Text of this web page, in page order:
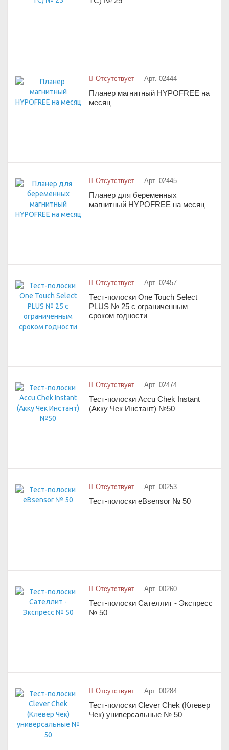
Отсутствует Арт. 02444
Планер магнитный HYPOFREE на
месяц
Отсутствует Арт. 02445
Планер для беременных
магнитный HYPOFREE на месяц
Отсутствует Арт. 02457
Тест-полоски One Touch Select
PLUS № 25 с ограниченным
сроком годности
Отсутствует Арт. 02474
Тест-полоски Accu Chek Instant
(Акку Чек Инстант) №50
Отсутствует Арт. 00253
Тест-полоски eBsensor № 50
Отсутствует Арт. 00260
Тест-полоски Сателлит - Экспресс
№ 50
Отсутствует Арт. 00284
Тест-полоски Clever Chek (Клевер
Чек) универсальные № 50